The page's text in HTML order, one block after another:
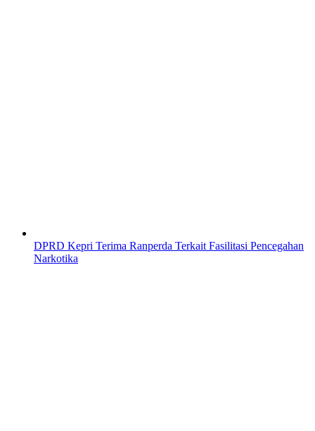
DPRD Kepri Terima Ranperda Terkait Fasilitasi Pencegahan
Narkotika